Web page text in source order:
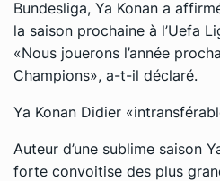
Bundesliga, Ya Konan a
la saison prochaine à l’Uefa
«Nous jouerons l’année
Champions», a-t-il déclaré.
Ya Konan Didier
Auteur d’une sublime saison
forte convoitise des plus